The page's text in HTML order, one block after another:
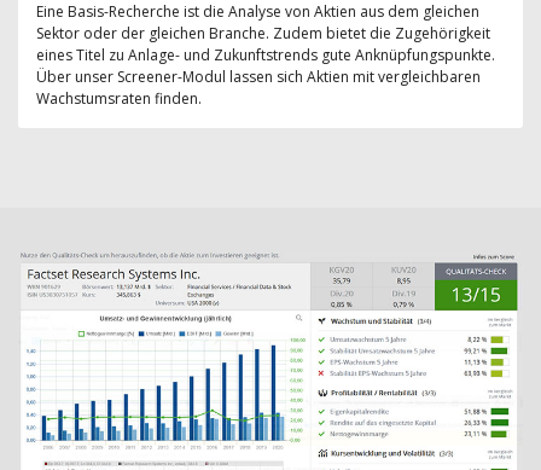
Eine Basis-Recherche ist die Analyse von Aktien aus dem gleichen
Sektor oder der gleichen Branche. Zudem bietet die Zugehörigkeit
eines Titel zu Anlage- und Zukunftstrends gute Anknüpfungspunkte.
Über unser Screener-Modul lassen sich Aktien mit vergleichbaren
Wachstumsraten finden.